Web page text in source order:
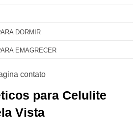
DORMIR
EMAGRECER
para Celulite
Vista